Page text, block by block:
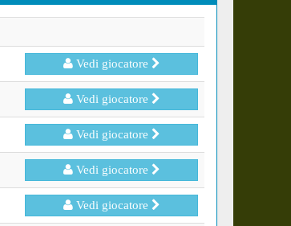
Vedi giocatore
Vedi giocatore
Vedi giocatore
Vedi giocatore
Vedi giocatore